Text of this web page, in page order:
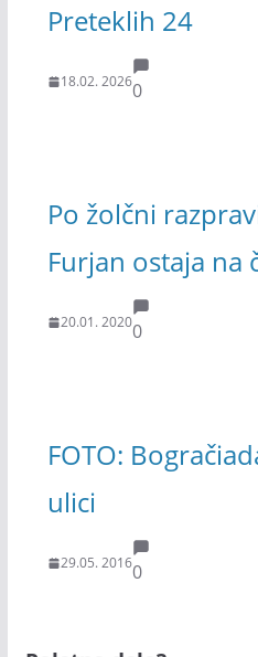
Preteklih 24
18.02. 20260
Po žolčni
Furjan ostaja na
20.01. 20200
FOTO:
ulici
29.05. 20160